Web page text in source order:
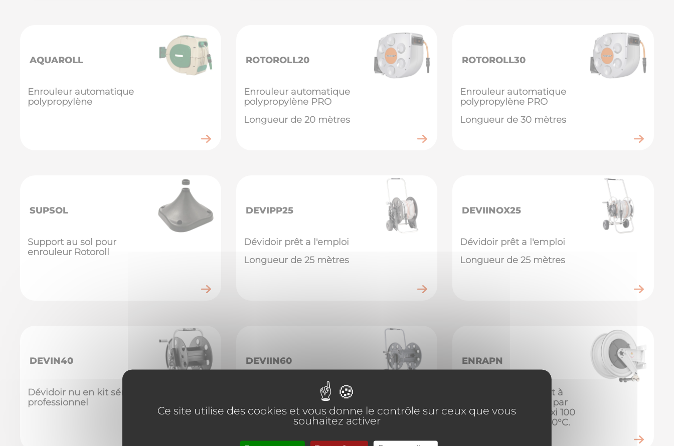
AQUAROLL
Enrouleur automatique
polypropylène
ROTOROLL20
Enrouleur automatique
polypropylène PRO
Longueur de 20 mètres
ROTOROLL30
Enrouleur automatique
polypropylène PRO
Longueur de 30 mètres
SUPSOL
Support au sol pour
enrouleur Rotoroll
DEVIPP25
Dévidoir prêt a l'emploi
Longueur de 25 mètres
DEVIINOX25
Dévidoir prêt a l'emploi
Longueur de 25 mètres
DEVIN40
Dévidoir nu en kit série
professionnel
DEVIIN60
Dévidoir nu en kit série
ENRAPN
Enrouleur acier peint à
rappel automatique par
ressort, pression maxi 100
bars, température 130°C.
Ce site utilise des cookies et vous donne le contrôle sur ceux que vous
souhaitez activer